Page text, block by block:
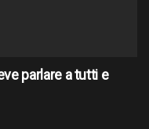
parlare a tutti e